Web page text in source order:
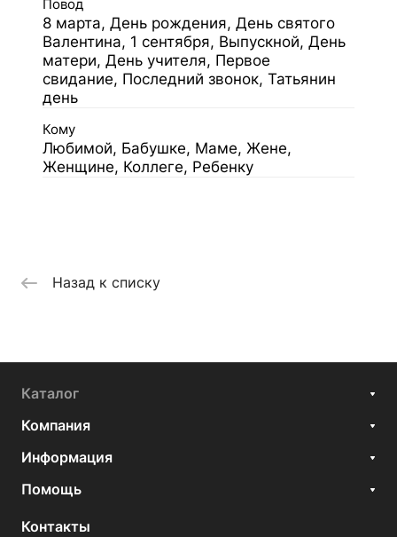
Повод
8 марта, День рождения, День святого
Валентина, 1 сентября, Выпускной, День
матери, День учителя, Первое
свидание, Последний звонок, Татьянин
день
Кому
Любимой, Бабушке, Маме, Жене,
Женщине, Коллеге, Ребенку
Назад к списку
Каталог
Компания
Информация
Помощь
Контакты